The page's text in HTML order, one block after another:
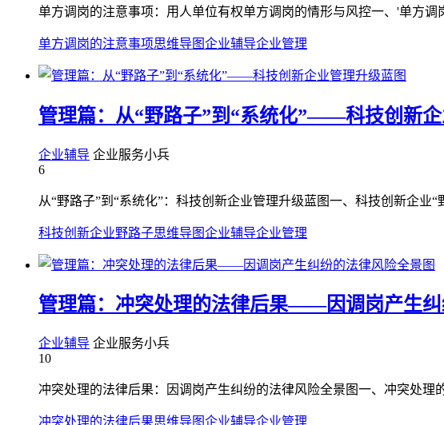
单方调岗的注意事项：用人单位有权单方调岗的情形与风控一、'单方
单方调岗的注意事项思维导图企业辅导企业管理
管理篇：从“野路子”到“系统化”——科技创新企
企业辅导 企业服务小兵
6
从“野路子”到“系统化”：科技创新企业管理升级蓝图一、科技创新企业
科技创新企业野路子思维导图企业辅导企业管理
管理篇：冲突处理的法律后果——因调岗产生纠
企业辅导 企业服务小兵
10
冲突处理的法律后果：因调岗产生纠纷的法律风险全景图一、冲突处理
冲突处理的法律后果思维导图企业辅导企业管理